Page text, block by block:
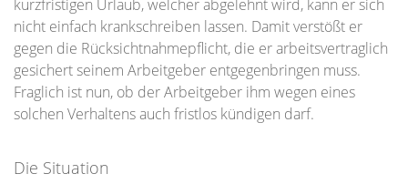
kurzfristigen Urlaub, welcher abgelehnt wird, kann er sich
nicht einfach krankschreiben lassen. Damit verstößt er
gegen die Rücksichtnahmepflicht, die er arbeitsvertraglich
gesichert seinem Arbeitgeber entgegenbringen muss.
Fraglich ist nun, ob der Arbeitgeber ihm wegen eines
solchen Verhaltens auch fristlos kündigen darf.
Die Situation